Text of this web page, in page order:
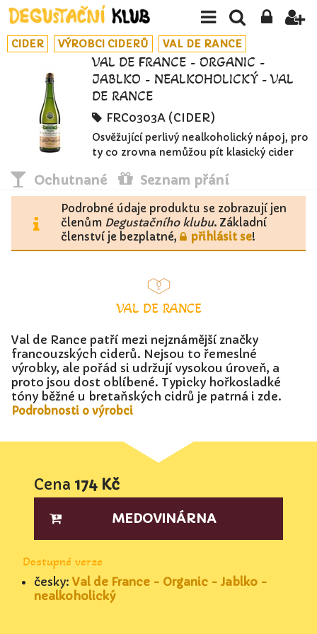
CIDER VÝROBCI CIDERŮ VAL DE RANCE
VAL DE FRANCE - ORGANIC -
JABLKO - NEALKOHOLICKÝ - VAL
DE RANCE
FRC0303A (CIDER)
Osvěžující perlivý nealkoholický nápoj, pro
ty co zrovna nemůžou pít klasický cider
Ochutnané Seznam přání
Podrobné údaje produktu se zobrazují jen
členům Degustačního klubu. Základní
členství je bezplatné,
přihlásit se!
VAL DE RANCE
Val de Rance patří mezi nejznámější značky
francouzských ciderů. Nejsou to řemeslné
výrobky, ale pořád si udržují vysokou úroveň, a
proto jsou dost oblíbené. Typicky hořkosladké
tóny běžné u bretaňských cidrů je patrná i zde.
Podrobnosti o výrobci
Cena 174 Kč
MEDOVINÁRNA
Dostupné verze
česky: Val de France - Organic - Jablko -
nealkoholický